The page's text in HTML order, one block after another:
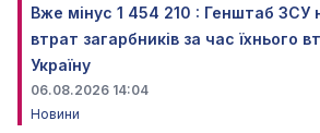
Вже мінус 1 454 210 : Генштаб ЗСУ
втрат загарбників за час їхнього
Україну
06.08.2026 14:04
Новини